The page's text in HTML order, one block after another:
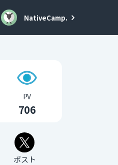
NativeCamp.
PV
706
ポスト